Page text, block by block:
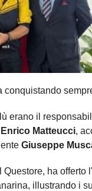
erano il
Enrico Matteucci,
Giuseppe
ha offerto
illustrando i